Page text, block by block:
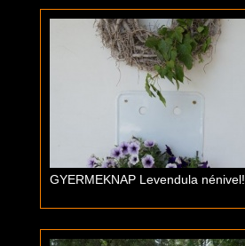
GYERMEKNAP Levendula nénivel!